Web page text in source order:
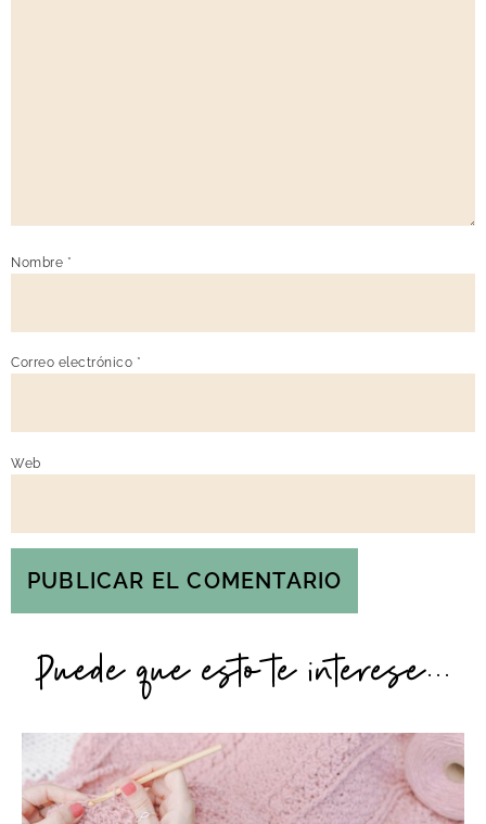
Nombre *
Correo electrónico *
Web
Puede que esto te interese...